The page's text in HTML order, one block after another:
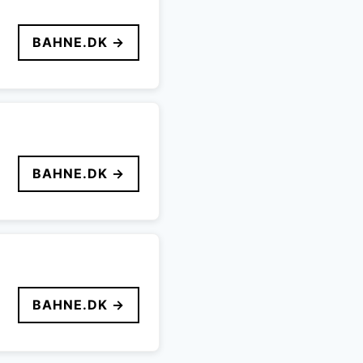
BAHNE.DK →
BAHNE.DK →
BAHNE.DK →